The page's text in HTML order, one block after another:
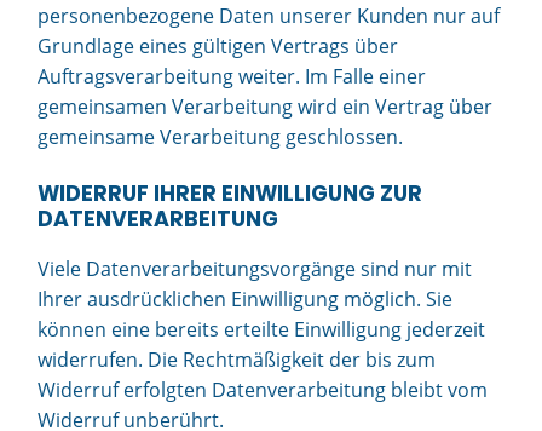
personenbezogene Daten unserer Kunden nur auf
Grundlage eines gültigen Vertrags über
Auftragsverarbeitung weiter. Im Falle einer
gemeinsamen Verarbeitung wird ein Vertrag über
gemeinsame Verarbeitung geschlossen.
WIDERRUF IHRER EINWILLIGUNG ZUR
DATENVERARBEITUNG
Viele Datenverarbeitungsvorgänge sind nur mit
Ihrer ausdrücklichen Einwilligung möglich. Sie
können eine bereits erteilte Einwilligung jederzeit
widerrufen. Die Rechtmäßigkeit der bis zum
Widerruf erfolgten Datenverarbeitung bleibt vom
Widerruf unberührt.